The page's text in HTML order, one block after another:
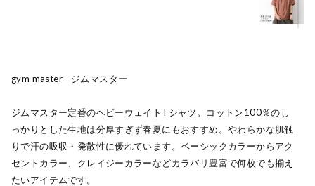
gym master - ジムマスター
ジムマスター定番のヘビーウェイトTシャツ。コットン100％のし
っかりとした生地は分厚すぎず春夏にもおすすめ。やわらかな肌触
りで汗の吸収・発散性に優れています。ベーシックカラーからアク
セントカラー、クレイジーカラーなどカラバリ豊富で何枚でも揃え
たいアイテムです。